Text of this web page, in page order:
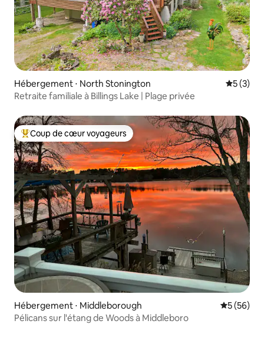
Hébergement ⋅ North Stonington
5 (3)
Retraite familiale à Billings Lake | Plage privée
Coups de cœur voyageurs les plus appréciés
Coup de cœur voyageurs
Hébergement ⋅ Middleborough
5 (56)
Pélicans sur l'étang de Woods à Middleboro